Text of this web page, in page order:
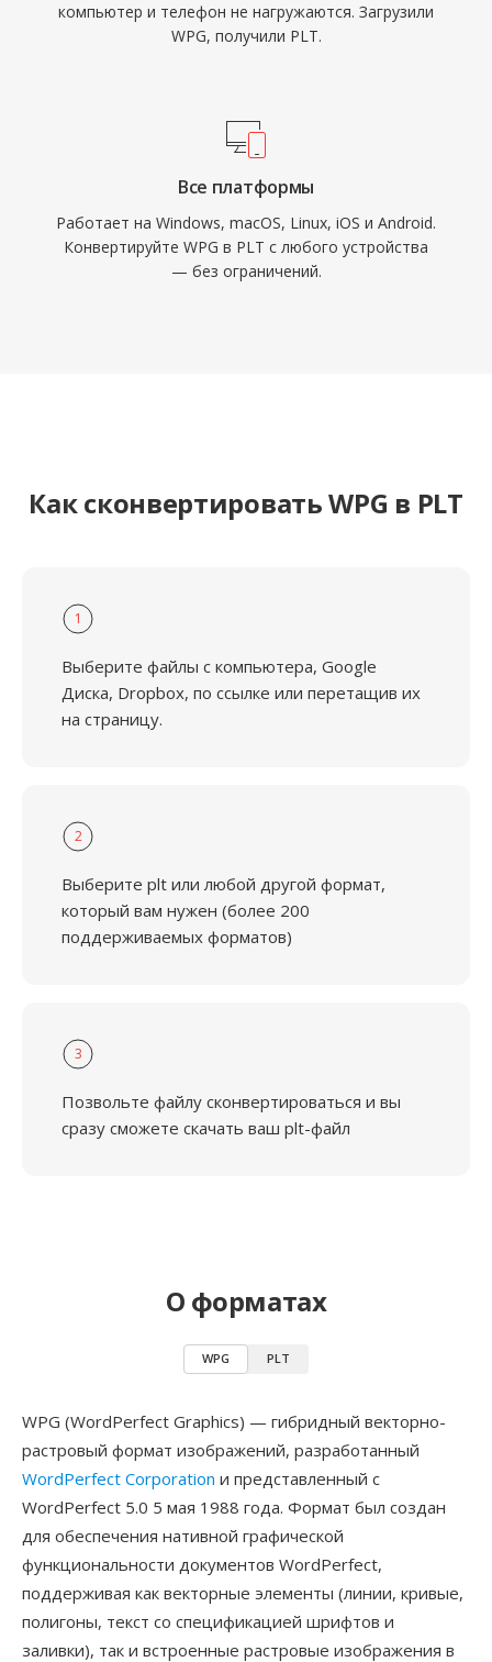
компьютер и телефон не нагружаются. Загрузили
WPG, получили PLT.
Все платформы
Работает на Windows, macOS, Linux, iOS и Android.
Конвертируйте WPG в PLT с любого устройства
— без ограничений.
Как сконвертировать WPG в PLT
1
Выберите файлы с компьютера, Google
Диска, Dropbox, по ссылке или перетащив их
на страницу.
2
Выберите plt или любой другой формат,
который вам нужен (более 200
поддерживаемых форматов)
3
Позвольте файлу сконвертироваться и вы
сразу сможете скачать ваш plt-файл
О форматах
WPG PLT
WPG (WordPerfect Graphics) — гибридный векторно-
растровый формат изображений, разработанный
WordPerfect Corporation и представленный с
WordPerfect 5.0 5 мая 1988 года. Формат был создан
для обеспечения нативной графической
функциональности документов WordPerfect,
поддерживая как векторные элементы (линии, кривые,
полигоны, текст со спецификацией шрифтов и
заливки), так и встроенные растровые изображения в